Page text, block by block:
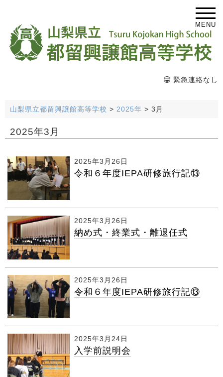
MENU
緊急連絡なし
山梨県立都留興譲館高等学校 > 2025年 > 3月
2025年3月
2025年3月26日
令和６年度IEPA研修旅行記⑬
2025年3月26日
納め式・終業式・離退任式
2025年3月26日
令和６年度IEPA研修旅行記⑬
2025年3月24日
入学前説明会